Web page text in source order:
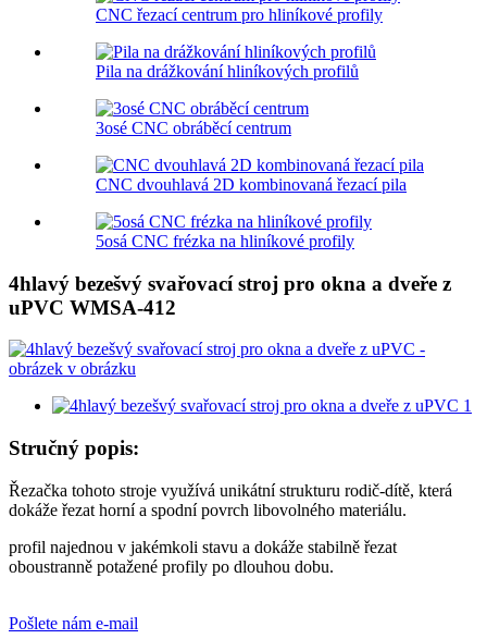
CNC řezací centrum pro hliníkové profily
Pila na drážkování hliníkových profilů
3osé CNC obráběcí centrum
CNC dvouhlavá 2D kombinovaná řezací pila
5osá CNC frézka na hliníkové profily
4hlavý bezešvý svařovací stroj pro okna a dveře z
uPVC WMSA-412
Stručný popis:
Řezačka tohoto stroje využívá unikátní strukturu rodič-dítě, která
dokáže řezat horní a spodní povrch libovolného materiálu.
profil najednou v jakémkoli stavu a dokáže stabilně řezat
oboustranně potažené profily po dlouhou dobu.
Pošlete nám e-mail